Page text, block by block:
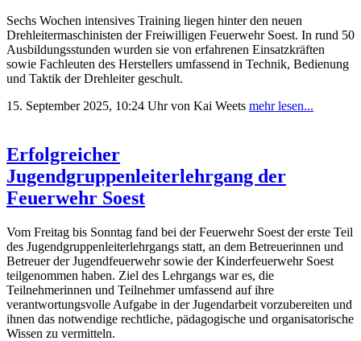
Sechs Wochen intensives Training liegen hinter den neuen
Drehleitermaschinisten der Freiwilligen Feuerwehr Soest. In rund 50
Ausbildungsstunden wurden sie von erfahrenen Einsatzkräften
sowie Fachleuten des Herstellers umfassend in Technik, Bedienung
und Taktik der Drehleiter geschult.
15. September 2025, 10:24 Uhr von Kai Weets mehr lesen...
Erfolgreicher
Jugendgruppenleiterlehrgang der
Feuerwehr Soest
Vom Freitag bis Sonntag fand bei der Feuerwehr Soest der erste Teil
des Jugendgruppenleiterlehrgangs statt, an dem Betreuerinnen und
Betreuer der Jugendfeuerwehr sowie der Kinderfeuerwehr Soest
teilgenommen haben. Ziel des Lehrgangs war es, die
Teilnehmerinnen und Teilnehmer umfassend auf ihre
verantwortungsvolle Aufgabe in der Jugendarbeit vorzubereiten und
ihnen das notwendige rechtliche, pädagogische und organisatorische
Wissen zu vermitteln.